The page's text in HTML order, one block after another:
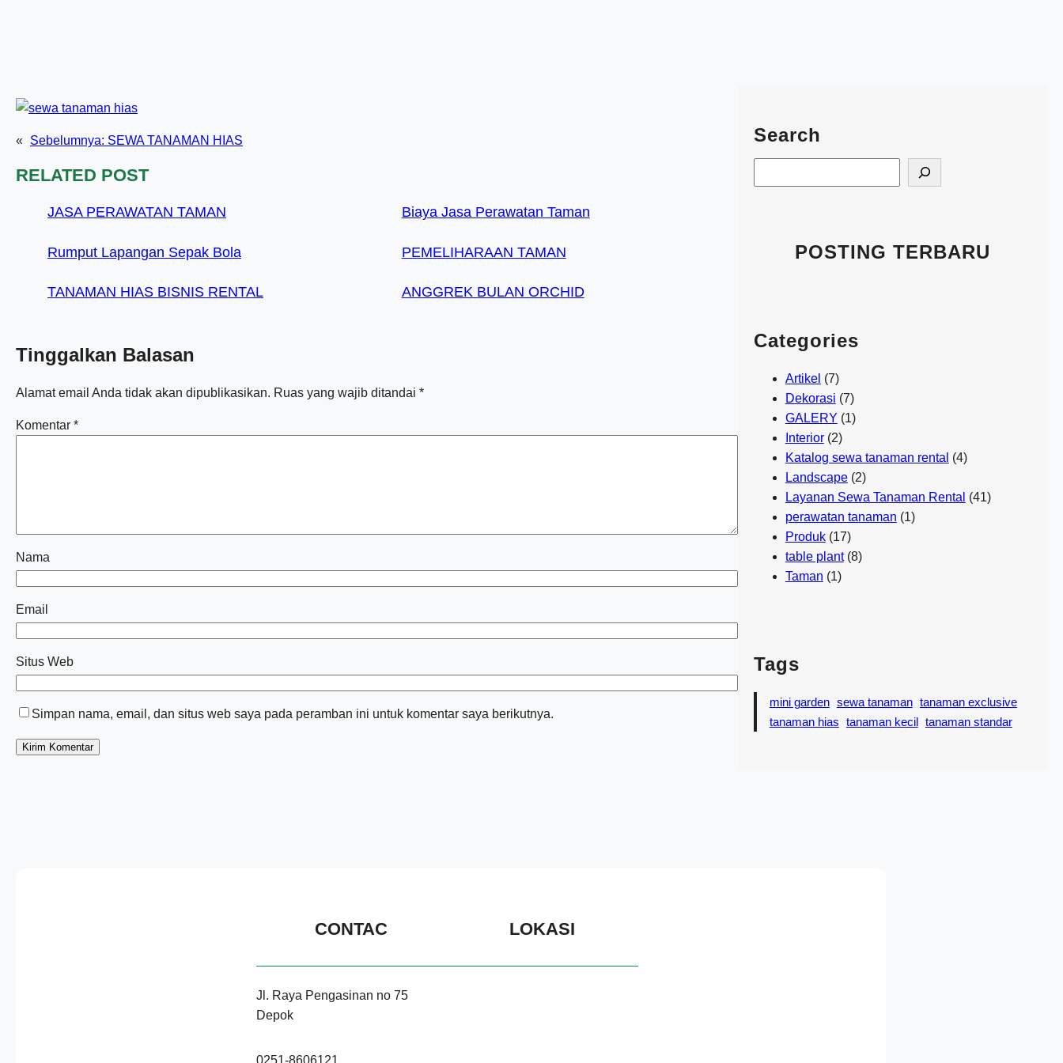
« Sebelumnya: SEWA TANAMAN HIAS
RELATED POST
JASA PERAWATAN TAMAN Biaya Jasa Perawatan Taman
Rumput Lapangan Sepak Bola PEMELIHARAAN TAMAN
TANAMAN HIAS BISNIS RENTAL ANGGREK BULAN ORCHID
Tinggalkan Balasan
Alamat email Anda tidak akan dipublikasikan. Ruas yang wajib ditandai *
Komentar *
Nama
Email
Situs Web
Simpan nama, email, dan situs web saya pada peramban ini untuk komentar saya berikutnya.
Search
e
POSTING TERBARU
Categories
Artikel (7)
Dekorasi (7)
GALERY (1)
Interior(2)
Katalog sewa tanaman rental (4)
Landscape(2)
Layanan Sewa Tanaman Rental (41)
perawatan tanaman (1)
Produk(17)
table plant(8)
Taman (1)
Tags
mini garden sewa tanaman tanaman exclusive
tanaman hias
tanaman kecil tanaman standar
CONTAC
Jl. Raya Pengasinan no 75
Depok
LOKASI